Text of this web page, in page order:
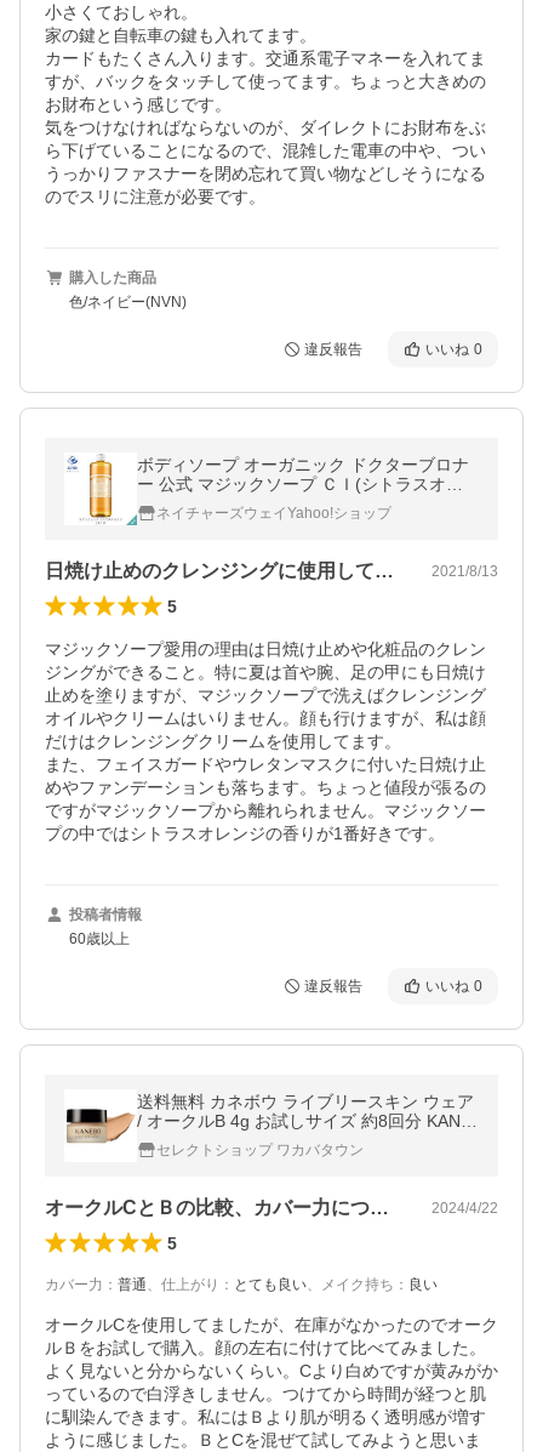
小さくておしゃれ。
家の鍵と自転車の鍵も入れてます。
カードもたくさん入ります。交通系電子マネーを入れてま
すが、バックをタッチして使ってます。ちょっと大きめの
お財布という感じです。
気をつけなければならないのが、ダイレクトにお財布をぶ
ら下げていることになるので、混雑した電車の中や、つい
うっかりファスナーを閉め忘れて買い物などしそうになる
のでスリに注意が必要です。
購入した商品
色/ネイビー(NVN)
違反報告 いいね 0
ボディソープ オーガニック ドクターブロナ
ー 公式 マジックソープ ＣＩ(シトラスオレ
ンジ) L 946mL
ネイチャーズウェイYahoo!ショップ
日焼け止めのクレンジングに使用してます 2021/8/13
5
マジックソープ愛用の理由は日焼け止めや化粧品のクレン
ジングができること。特に夏は首や腕、足の甲にも日焼け
止めを塗りますが、マジックソープで洗えばクレンジング
オイルやクリームはいりません。顔も行けますが、私は顔
だけはクレンジングクリームを使用してます。
また、フェイスガードやウレタンマスクに付いた日焼け止
めやファンデーションも落ちます。ちょっと値段が張るの
ですがマジックソープから離れられません。マジックソー
プの中ではシトラスオレンジの香りが1番好きです。
投稿者情報
60歳以上
違反報告 いいね 0
送料無料 カネボウ ライブリースキン ウェア
/ オークルB 4g お試しサイズ 約8回分 KANE
BO ファンデーション 美容液
セレクトショップ ワカバタウン
オークルCとＢの比較、カバー力について 2024/4/22
5
カバー力 ： 普通、 仕上がり ： とても良い、 メイク持ち ： 良い
オークルCを使用してましたが、在庫がなかったのでオーク
ルＢをお試しで購入。顔の左右に付けて比べてみました。
よく見ないと分からないくらい。Cより白めですが黄みがか
っているので白浮きしません。つけてから時間が経つと肌
に馴染んできます。私にはＢより肌が明るく透明感が増す
ように感じました。ＢとCを混ぜて試してみようと思いま